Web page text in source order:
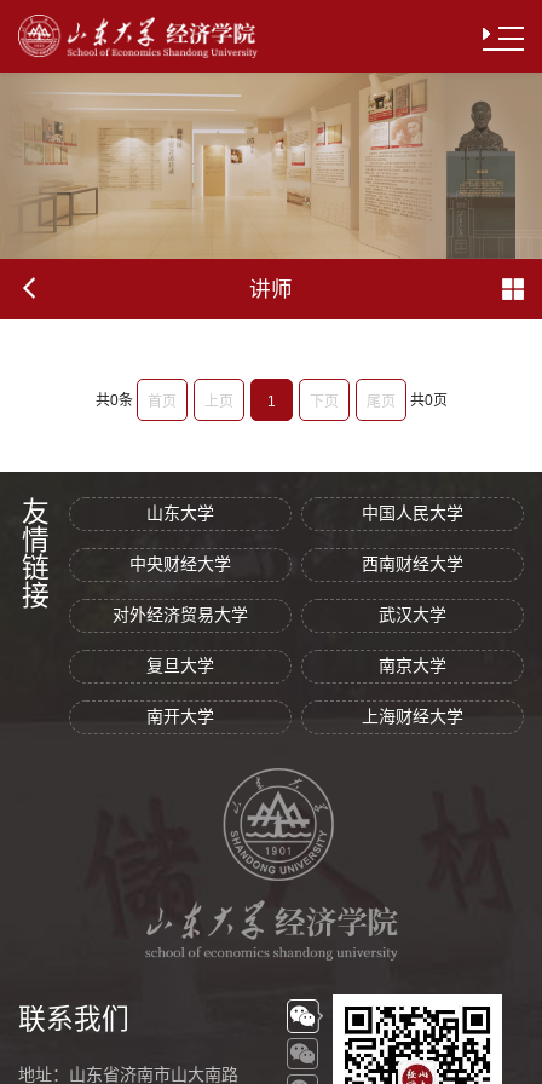
讲师
共0条 首页 上页 1 下页 尾页 共0页
友情链接 山东大学 中国人民大学
中央财经大学 西南财经大学
对外经济贸易大学 武汉大学
复旦大学 南京大学
南开大学 上海财经大学
联系我们
地址：山东省济南市山大南路